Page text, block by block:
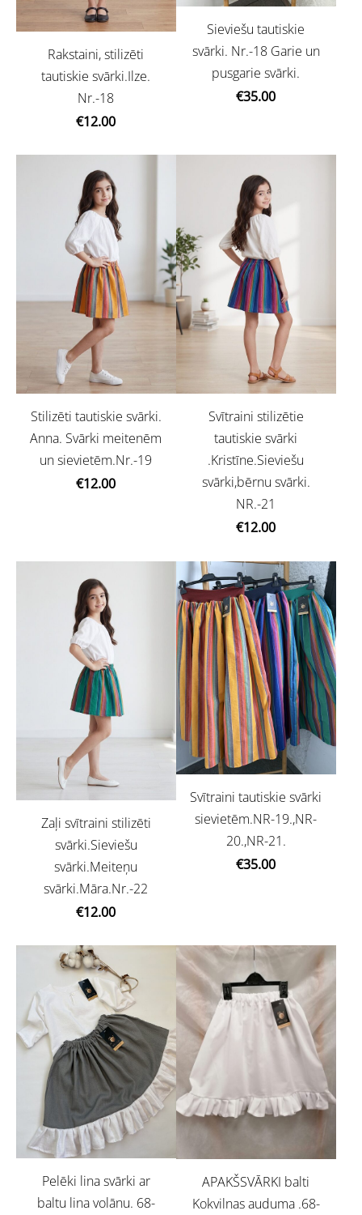
Rakstaini, stilizēti
tautiskie svārki.Ilze.
Nr.-18
€12.00
Sieviešu tautiskie
svārki. Nr.-18 Garie un
pusgarie svārki.
€35.00
Stilizēti tautiskie svārki.
Anna. Svārki meitenēm
un sievietēm.Nr.-19
€12.00
Svītraini stilizētie
tautiskie svārki
.Kristīne.Sieviešu
svārki,bērnu svārki.
NR.-21
€12.00
Zaļi svītraini stilizēti
svārki.Sieviešu
svārki.Meiteņu
svārki.Māra.Nr.-22
€12.00
Svītraini tautiskie svārki
sievietēm.NR-19.,NR-
20.,NR-21.
€35.00
Pelēki lina svārki ar
baltu lina volānu. 68-
APAKŠSVĀRKI balti
Kokvilnas auduma .68-